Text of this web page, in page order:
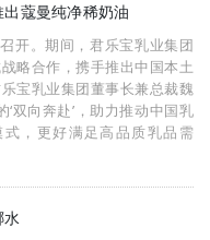
蔻曼纯净稀奶油
开。期间，君乐宝乳业集团
略合作，携手推出中国本土
宝乳业集团董事长兼总裁魏
双向奔赴’，助力推动中国乳
，更好满足高品质乳品需
水